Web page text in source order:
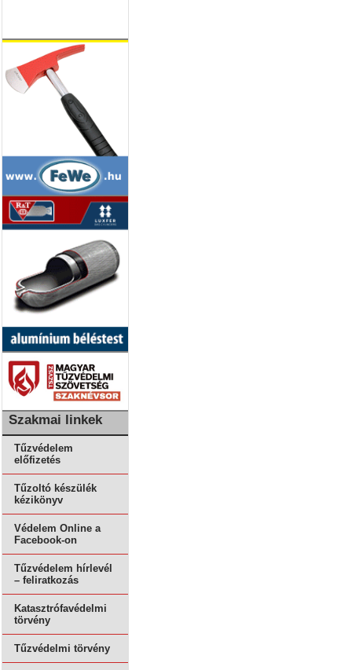
Szakmai linkek
Tűzvédelem
előfizetés
Tűzoltó készülék
kézikönyv
Védelem Online a
Facebook-on
Tűzvédelem hírlevél
– feliratkozás
Katasztrófavédelmi
törvény
Tűzvédelmi törvény